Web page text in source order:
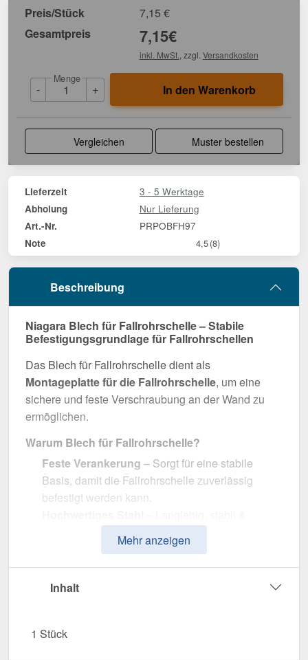
Preis/Stück 7,15 €
Gesamtpreis
7,15€
inkl. MwSt. , zzgl. Versandkosten
-
Menge
+ In den Warenkorb
Vergleichen Muster bestellen
Lieferzeit 3 - 5 Werktage
Abholung Nur Lieferung
Art.-Nr. PRPOBFH97
Note 4,5(8)
Beschreibung
Niagara Blech für Fallrohrschelle – Stabile
Befestigungsgrundlage für Fallrohrschellen
Das Blech für Fallrohrschelle dient als
Montageplatte für die Fallrohrschelle, um eine
sichere und feste Verschraubung an der Wand zu
ermöglichen.
Warum Blech für Fallrohrschelle?
Feste Verankerung – Sorgt für eine stabile
Basis, damit die Fallrohrschelle zuverlässig
befestigt werden kann.
Effiziente Wasserableitung– Optimale
Dimension zur Befestigung.
Einfache Montage
Sonneneinstrahlung, Feuchtigkeit & andere
Mehr anzeigen
Inhalt
1 Stück